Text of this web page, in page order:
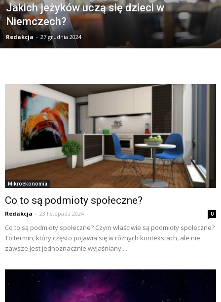
Jakich jeżyków uczą się dzieci w
Niemczech?
Redakcja - 27 grudnia 2024
Mikroekonomia
Co to są podmioty społeczne?
Redakcja - 23 listopada 2024 0
Co to są podmioty społeczne? Czym właściwie są podmioty społeczne?
To termin, który często pojawia się w różnych kontekstach, ale nie
zawsze jest jednoznacznie wyjaśniany....